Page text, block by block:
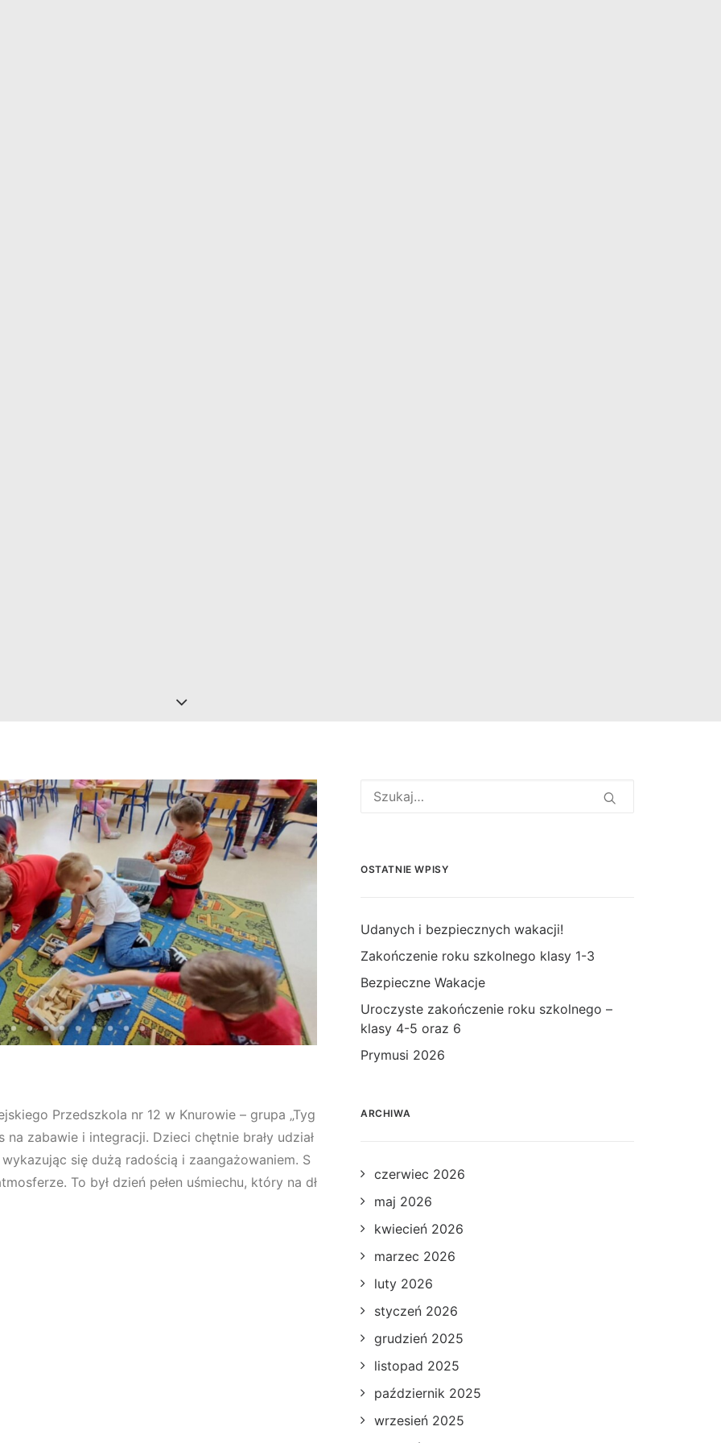
Przedszkola nr 12 w Knurowie – grupa „Tyg
na zabawie i integracji. Dzieci chętnie brały udział
się dużą radością i zaangażowaniem. S
To był dzień pełen uśmiechu, który na dł
OSTATNIE WPISY
Udanych i bezpiecznych wakacji!
Zakończenie roku szkolnego klasy 1-3
Bezpieczne Wakacje
Uroczyste zakończenie roku szkolnego –
klasy 4-5 oraz 6
Prymusi 2026
ARCHIWA
czerwiec 2026
maj 2026
kwiecień 2026
marzec 2026
luty 2026
styczeń 2026
grudzień 2025
listopad 2025
październik 2025
wrzesień 2025